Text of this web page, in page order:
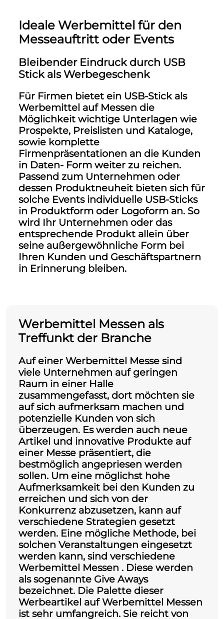
Ideale Werbemittel für den
Messeauftritt oder Events
Bleibender Eindruck durch USB
Stick als Werbegeschenk
Für Firmen bietet ein USB-Stick als
Werbemittel auf Messen die
Möglichkeit wichtige Unterlagen wie
Prospekte, Preislisten und Kataloge,
sowie komplette
Firmenpräsentationen an die Kunden
in Daten- Form weiter zu reichen.
Passend zum Unternehmen oder
dessen Produktneuheit bieten sich für
solche Events individuelle USB-Sticks
in Produktform oder Logoform an. So
wird Ihr Unternehmen oder das
entsprechende Produkt allein über
seine außergewöhnliche Form bei
Ihren Kunden und Geschäftspartnern
in Erinnerung bleiben.
Werbemittel Messen als
Treffunkt der Branche
Auf einer Werbemittel Messe sind
viele Unternehmen auf geringen
Raum in einer Halle
zusammengefasst, dort möchten sie
auf sich aufmerksam machen und
potenzielle Kunden von sich
überzeugen. Es werden auch neue
Artikel und innovative Produkte auf
einer Messe präsentiert, die
bestmöglich angepriesen werden
sollen. Um eine möglichst hohe
Aufmerksamkeit bei den Kunden zu
erreichen und sich von der
Konkurrenz abzusetzen, kann auf
verschiedene Strategien gesetzt
werden. Eine mögliche Methode, bei
solchen Veranstaltungen eingesetzt
werden kann, sind verschiedene
Werbemittel Messen . Diese werden
als sogenannte Give Aways
bezeichnet. Die Palette dieser
Werbeartikel auf Werbemittel Messen
ist sehr umfangreich. Sie reicht von